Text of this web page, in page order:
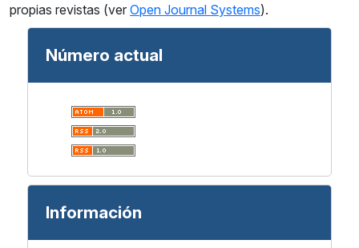
propias revistas (ver Open Journal Systems).
Número actual
Información